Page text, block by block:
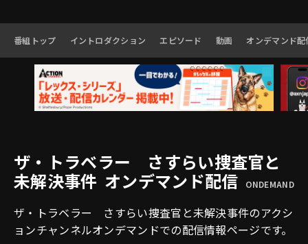
番組トップ イントロダクション エピソード 動画 オンデマンド配
ザ・トラベラー さすらい捜査官と
未解決事件 オンデマンド配信
ONDEMAND
ザ・トラベラー さすらい捜査官と未解決事件のアクシ
ョンチャンネルオンデマンドでの配信情報ページです。